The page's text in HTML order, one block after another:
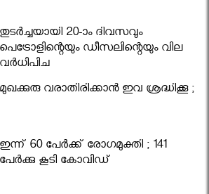
തുടർച്ചയായി 20-ാം ദിവസവും
പെട്രോളിന്റെയും ഡീസലിന്റെയും വില
വര്‍ധിപ്പിച്ചു
മുഖക്കുരു വരാതിരിക്കാന്‍ ഇവ ശ്രദ്ധിക്കൂ ;
ഇന്ന് 60 പേർക്ക് രോഗമുക്തി ; 141
പേര്‍ക്കു കൂടി കോവിഡ്